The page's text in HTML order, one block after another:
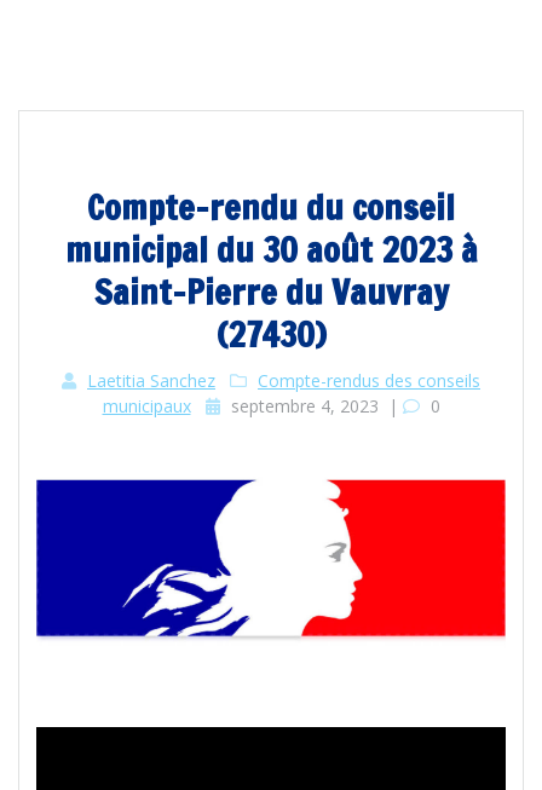
Compte-rendu du conseil
municipal du 30 août 2023 à
Saint-Pierre du Vauvray
(27430)
Laetitia Sanchez
Compte-rendus des conseils
municipaux
septembre 4, 2023 | 0